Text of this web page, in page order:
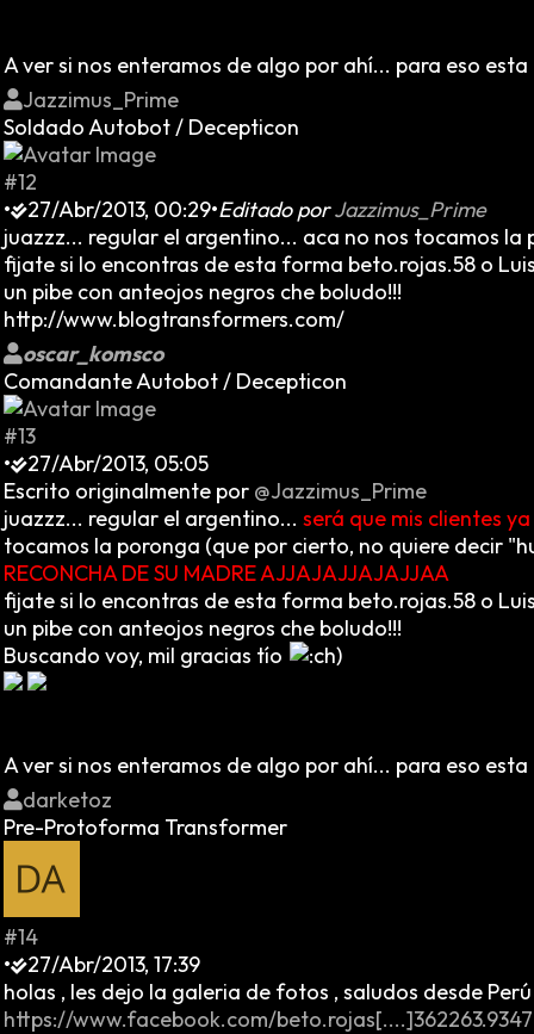
A ver si nos enteramos de algo por ahí... para eso
Jazzimus_Prime
Soldado Autobot / Decepticon
#12
•
27/Abr/2013, 00:29•Editado porJazzimus_Prime
juazzz... regular el argentino... aca no nos tocamos
fijate si lo encontras de esta forma beto.rojas.58 o
un pibe con anteojos negros che boludo!!!
http://www.blogtransformers.com/
oscar_komsco
Comandante Autobot / Decepticon
#13
•
27/Abr/2013, 05:05
Escrito originalmente por @Jazzimus_Prime
juazzz... regular el argentino... será que mis clientes
tocamos la poronga (que por cierto, no quiere decir
RECONCHA DE SU MADRE AJJAJAJJAJAJJAA
fijate si lo encontras de esta forma beto.rojas.58 o
un pibe con anteojos negros che boludo!!!
Buscando voy, mil gracias tío
A ver si nos enteramos de algo por ahí... para eso
darketoz
Pre-Protoforma Transformer
#14
•
27/Abr/2013, 17:39
holas , les dejo la galeria de fotos , saludos desde Perú
https://www.facebook.com/